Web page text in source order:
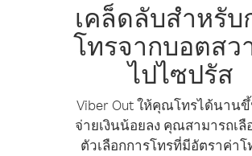
เคล็ดลับสำหรับ
โทรจากบอตสว
ไปไซปรัส
Viber Out ให้คุณโทรได้นาน
จ่ายเงินน้อยลง คุณสามารถเลื
ตัวเลือกการโทรที่มีอัตราค่าโ